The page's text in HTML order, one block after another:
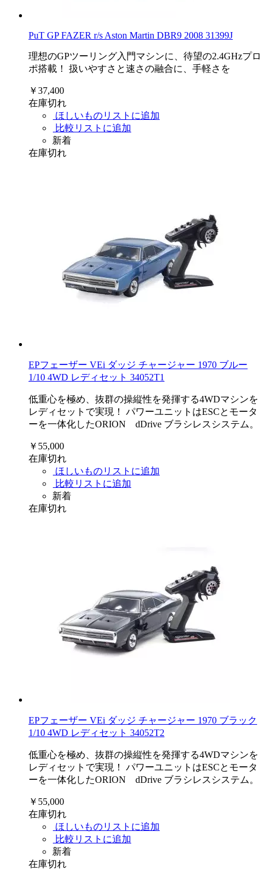
PuT GP FAZER r/s Aston Martin DBR9 2008 31399J
理想のGPツーリング入門マシンに、待望の2.4GHzプロ
ポ搭載！ 扱いやすさと速さの融合に、手軽さを
￥37,400
在庫切れ
ほしいものリストに追加
比較リストに追加
新着
在庫切れ
EPフェーザー VEi ダッジ チャージャー 1970 ブルー
1/10 4WD レディセット 34052T1
低重心を極め、抜群の操縦性を発揮する4WDマシンを
レディセットで実現！ パワーユニットはESCとモータ
ーを一体化したORION dDrive ブラシレスシステム。
￥55,000
在庫切れ
ほしいものリストに追加
比較リストに追加
新着
在庫切れ
EPフェーザー VEi ダッジ チャージャー 1970 ブラック
1/10 4WD レディセット 34052T2
低重心を極め、抜群の操縦性を発揮する4WDマシンを
レディセットで実現！ パワーユニットはESCとモータ
ーを一体化したORION dDrive ブラシレスシステム。
￥55,000
在庫切れ
ほしいものリストに追加
比較リストに追加
新着
在庫切れ